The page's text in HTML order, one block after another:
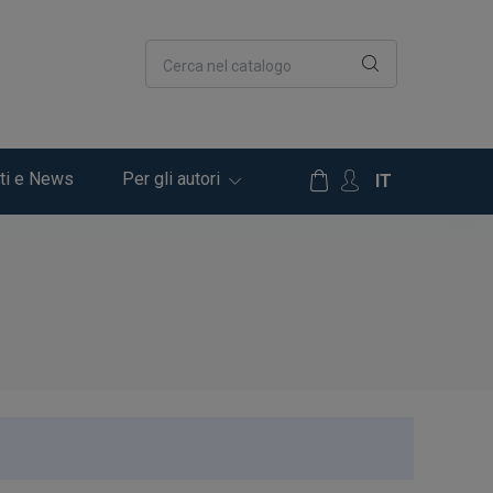
Cerca nel catalogo
e News Per gli autori IT